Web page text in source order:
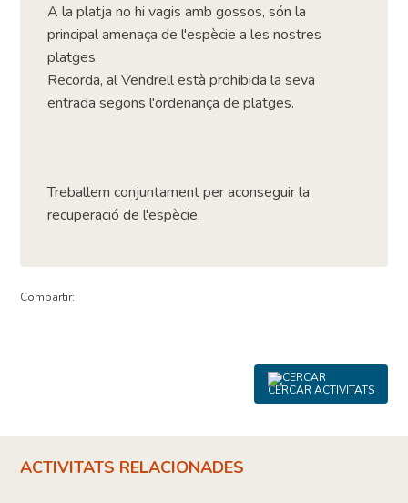
A la platja no hi vagis amb gossos, són la
principal amenaça de l'espècie a les nostres
platges.
Recorda, al Vendrell està prohibida la seva
entrada segons l'ordenança de platges.
Treballem conjuntament per aconseguir la
recuperació de l'espècie.
Compartir:
CERCAR ACTIVITATS
ACTIVITATS RELACIONADES